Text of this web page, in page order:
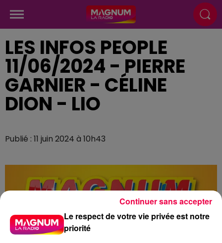
LES INFOS PEOPLE
11/06/2024 - PIERRE
GARNIER - CÉLINE
DION - LIO
Publié : 11 juin 2024 à 10h43
Le respect de votre vie privée est notre
priorité
Continuer sans accepter